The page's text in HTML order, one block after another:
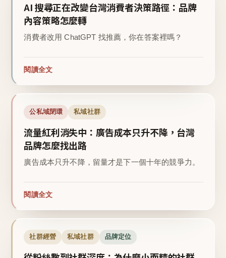
AI 搜尋正在改變台灣消費者決策路徑：品牌
內容策略怎麼轉
消費者改用 ChatGPT 找推薦，你在答案裡嗎？
閱讀全文
公私域閉環 私域社群
流量紅利消失中：廣告成本只升不降，台灣
品牌怎麼找出路
廣告成本只升不降，留量才是下一個十年的競爭力。
閱讀全文
社群經營 私域社群 品牌定位